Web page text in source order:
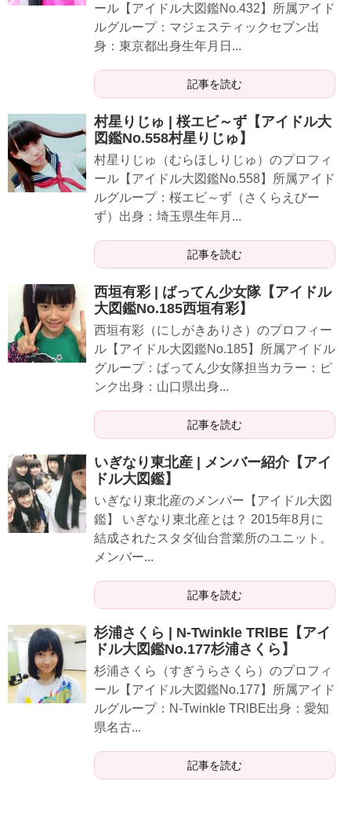
ール【アイドル大図鑑No.432】所属アイド
ルグループ：マジェスティックセブン出
身：東京都出身生年月日...
記事を読む
村星りじゅ | 桜エビ～ず【アイドル大
図鑑No.558村星りじゅ】
村星りじゅ（むらほしりじゅ）のプロフィ
ール【アイドル大図鑑No.558】所属アイド
ルグループ：桜エビ～ず（さくらえびー
ず）出身：埼玉県生年月...
記事を読む
西垣有彩 | ばってん少女隊【アイドル
大図鑑No.185西垣有彩】
西垣有彩（にしがきありさ）のプロフィー
ル【アイドル大図鑑No.185】所属アイドル
グループ：ばってん少女隊担当カラー：ピ
ンク出身：山口県出身...
記事を読む
いぎなり東北産 | メンバー紹介【アイ
ドル大図鑑】
いぎなり東北産のメンバー【アイドル大図
鑑】 いぎなり東北産とは？ 2015年8月に
結成されたスタダ仙台営業所のユニット。
メンバー...
記事を読む
杉浦さくら | N-Twinkle TRlBE【アイ
ドル大図鑑No.177杉浦さくら】
杉浦さくら（すぎうらさくら）のプロフィ
ール【アイドル大図鑑No.177】所属アイド
ルグループ：N-Twinkle TRlBE出身：愛知
県名古...
記事を読む